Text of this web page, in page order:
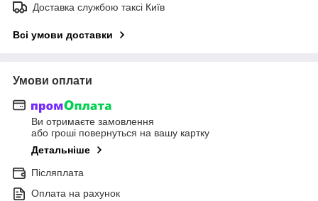
Доставка службою таксі Київ
Всі умови доставки
Умови оплати
Ви отримаєте замовлення
або гроші повернуться на вашу картку
Детальніше
Післяплата
Оплата на рахунок